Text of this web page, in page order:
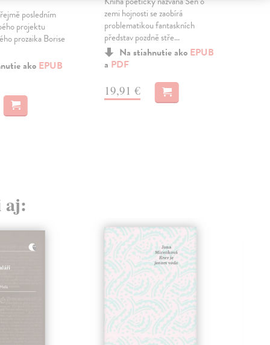
posledním
projektu
prozaika Borise
ako EPUB
zemi hojnosti se zaobírá
problematikou fantaskních
představ pozdně stře...
Na stiahnutie ako EPUB
a PDF
19,91 €
aj: